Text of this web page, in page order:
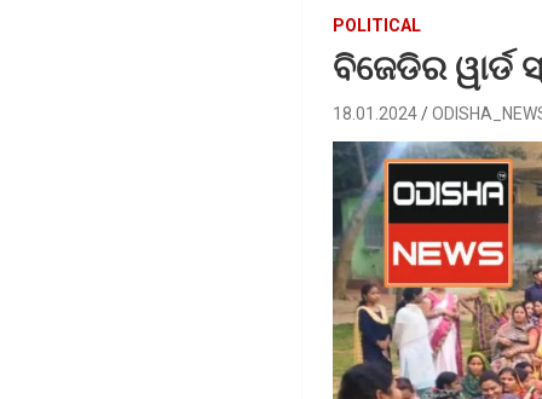
POLITICAL
ବିଜେଡିର
18.01.2024